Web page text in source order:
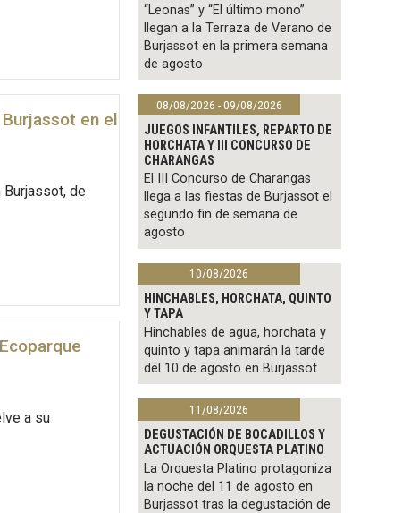
en el
de
a su
“Leonas” y “El último mono”
llegan a la Terraza de Verano de
Burjassot en la primera semana
de agosto
08/08/2026 - 09/08/2026
JUEGOS INFANTILES, REPARTO DE
HORCHATA Y III CONCURSO DE
CHARANGAS
El III Concurso de Charangas
llega a las fiestas de Burjassot el
segundo fin de semana de
agosto
10/08/2026
HINCHABLES, HORCHATA, QUINTO
Y TAPA
Hinchables de agua, horchata y
quinto y tapa animarán la tarde
del 10 de agosto en Burjassot
11/08/2026
DEGUSTACIÓN DE BOCADILLOS Y
ACTUACIÓN ORQUESTA PLATINO
La Orquesta Platino protagoniza
la noche del 11 de agosto en
Burjassot tras la degustación de